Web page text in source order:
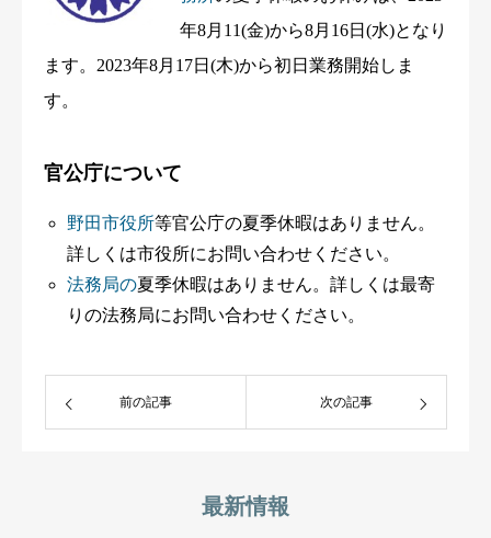
年8月11(金)から8月16日(水)となり
ます。2023年8月17日(木)から初日業務開始しま
す。
官公庁について
野田市役所等官公庁の夏季休暇はありません。
詳しくは市役所にお問い合わせください。
法務局の夏季休暇はありません。詳しくは最寄
りの法務局にお問い合わせください。
前の記事 次の記事
最新情報